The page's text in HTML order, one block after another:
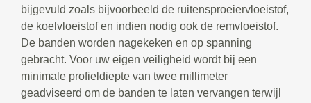
bijgevuld zoals bijvoorbeeld de ruitensproeiervloeistof,
de koelvloeistof en indien nodig ook de remvloeistof.
De banden worden nagekeken en op spanning
gebracht. Voor uw eigen veiligheid wordt bij een
minimale profieldiepte van twee millimeter
geadviseerd om de banden te laten vervangen terwijl